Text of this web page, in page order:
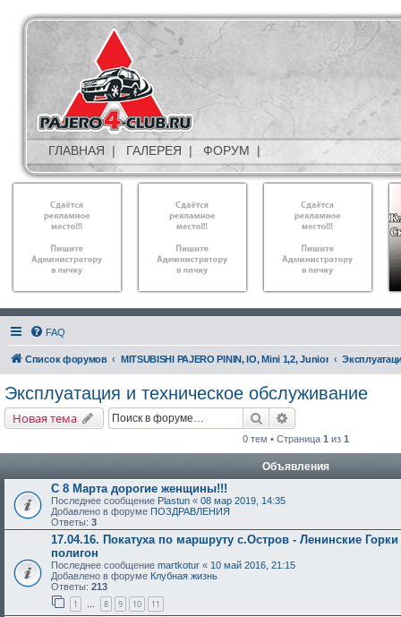
ГЛАВНАЯ | ГАЛЕРЕЯ | ФОРУМ |
FAQ
Список форумов MITSUBISHI PAJERO PININ, IO, Mini 1,2, Junior
Эксплуатация и техническое обслуживание
Новая тема Поиск
0 тем • Страница 1 из 1
Объявления
С 8 Марта дорогие женщины!!!
Последнее сообщение Plastun « 08 мар 2019, 14:35
Добавлено в форуме ПОЗДРАВЛЕНИЯ
Ответы: 3
17.04.16. Покатуха по маршруту с.Остров - Ленинские
полигон
Последнее сообщение martkotur « 10 май 2016, 21:15
Добавлено в форуме Клубная жизнь
Ответы: 213
1 … 8 9 10 11